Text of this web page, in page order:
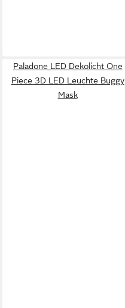
Paladone LED Dekolicht One
Piece 3D LED Leuchte Buggy
Mask